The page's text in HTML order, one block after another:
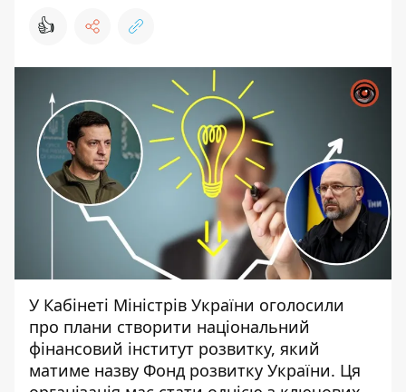
👍
У Кабінеті Міністрів України оголосили
про плани створити національний
фінансовий інститут розвитку, який
матиме назву Фонд розвитку України. Ця